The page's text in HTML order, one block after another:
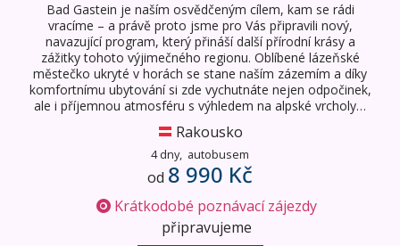
Bad Gastein je naším osvědčeným cílem, kam se rádi
vracíme – a právě proto jsme pro Vás připravili nový,
navazující program, který přináší další přírodní krásy a
zážitky tohoto výjimečného regionu. Oblíbené lázeňské
městečko ukryté v horách se stane naším zázemím a díky
komfortnímu ubytování si zde vychutnáte nejen odpočinek,
ale i příjemnou atmosféru s výhledem na alpské vrcholy…
Rakousko
4 dny, autobusem
od 8 990 Kč
Krátkodobé poznávací zájezdy
připravujeme